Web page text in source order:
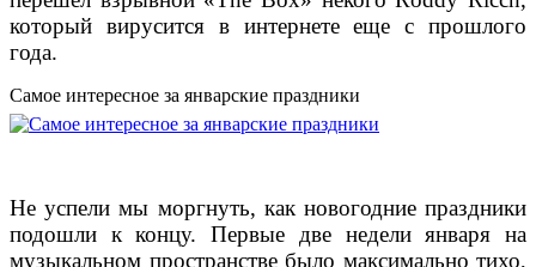
который вирусится в интернете еще с прошлого
года.
Самое интересное за январские праздники
Не успели мы моргнуть, как новогодние праздники
подошли к концу. Первые две недели января на
музыкальном пространстве было максимально тихо,